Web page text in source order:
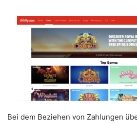
Bei dem Beziehen von Zahlungen